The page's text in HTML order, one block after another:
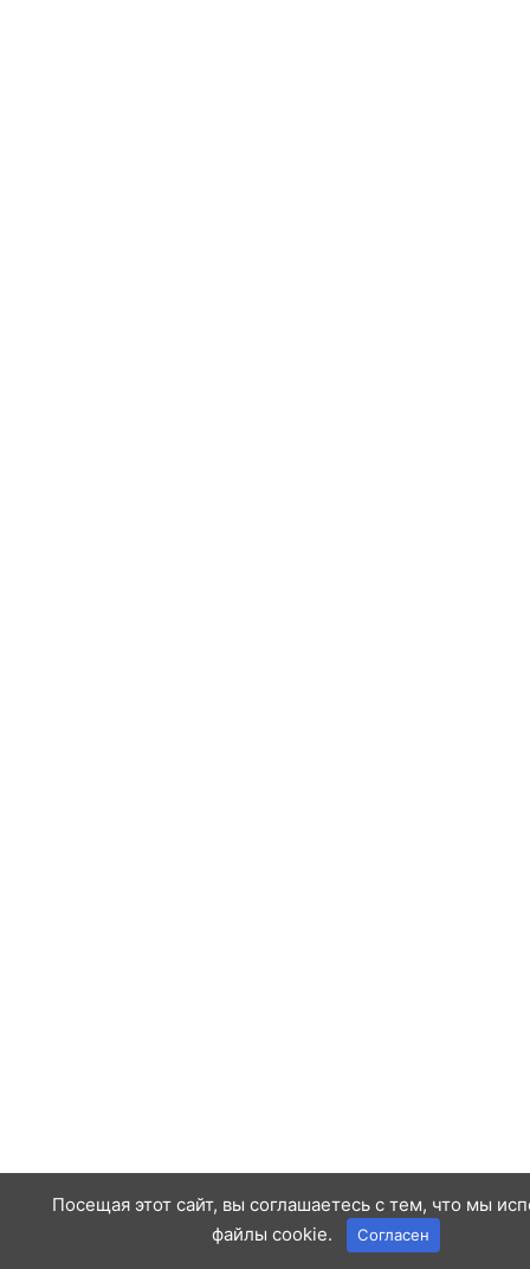
Посещая этот сайт, вы соглашаетесь с тем, что мы
файлы cookie.
Согласен